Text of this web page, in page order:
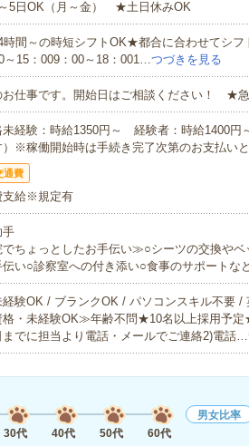
5日OK（月～金） ★土日休みOK
間～の時短シフトOK★都合に合わせてシフ
～15：009：00～18：001…つづきを見る
お仕事です。開始日はご相談ください！ ★
未経験：時給1350円～ 経験者：時給1400円
※稼働開始時は手続き完了次第のお支払いと
通費
支給※規定有
手
ちょっとしたお手伝い≫○シーツの交換やベ
伝い○診察室への付き添い○食事のサポート
経験OK / ブランクOK / パソコンスキル不要 /
・未経験OK≫年齢不問★10名以上採用予
までに担当より電話・メールでご連絡2)電話…
30代 40代 50代 60代
男女比率